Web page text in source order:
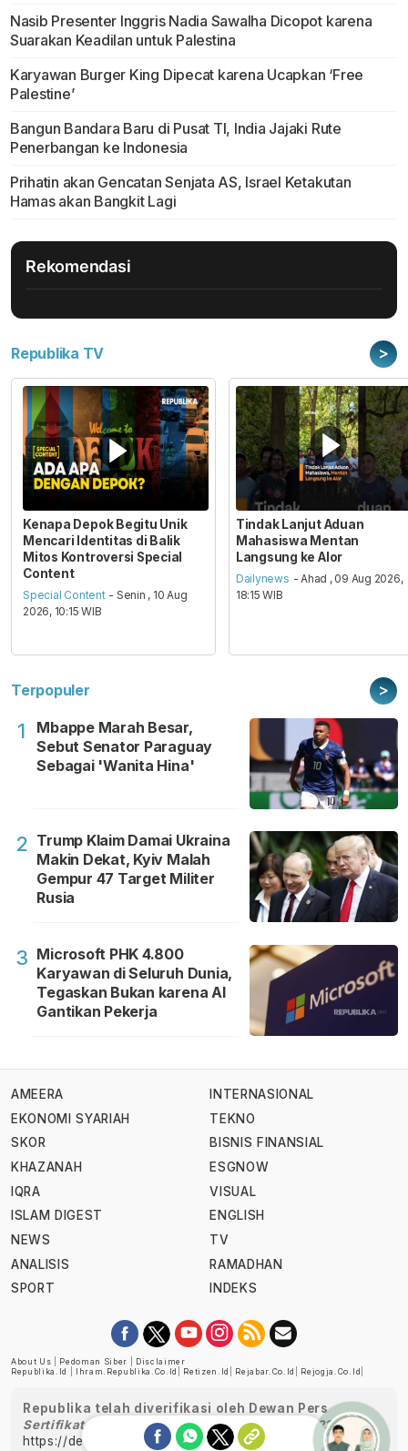
Nasib Presenter Inggris Nadia Sawalha Dicopot karena
Suarakan Keadilan untuk Palestina
Karyawan Burger King Dipecat karena Ucapkan ‘Free
Palestine’
Bangun Bandara Baru di Pusat TI, India Jajaki Rute
Penerbangan ke Indonesia
Prihatin akan Gencatan Senjata AS, Israel Ketakutan
Hamas akan Bangkit Lagi
Rekomendasi
Republika TV >
Kenapa Depok Begitu Unik
Mencari Identitas di Balik
Mitos Kontroversi Special
Content
Special Content - Senin , 10 Aug
2026, 10:15 WIB
Tindak Lanjut Aduan
Mahasiswa Mentan
Langsung ke Alor
Dailynews - Ahad , 09 Aug 2026,
18:15 WIB
Terpopuler >
1
Mbappe Marah Besar,
Sebut Senator Paraguay
Sebagai 'Wanita Hina'
2 Trump Klaim Damai Ukraina
Makin Dekat, Kyiv Malah
Gempur 47 Target Militer
Rusia
3 Microsoft PHK 4.800
Karyawan di Seluruh Dunia,
Tegaskan Bukan karena AI
Gantikan Pekerja
AMEERA
EKONOMI SYARIAH
SKOR
KHAZANAH
IQRA
ISLAM DIGEST
NEWS
ANALISIS
SPORT
INTERNASIONAL
TEKNO
BISNIS FINANSIAL
ESGNOW
VISUAL
ENGLISH
TV
RAMADHAN
INDEKS
About Us Pedoman Siber
Disclaimer
Republika.id
Ihram.republika.co.id Retizen.id Rejabar.co.id Rejogja.co.id
Republika telah diverifikasi oleh Dewan Pers
Sertifikat Nomor 1058/DP-Verifikasi/K/XII/2022
https://dewanpers.or.id/data/perusahaanpers